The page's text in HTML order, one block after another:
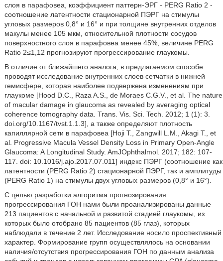
слоя в парафовеа, коэффициент паттерн-ЭРГ - PERG Ratio 2 -
соотношение латентности стационарной ПЭРГ на стимулы
угловых размеров 0,8° и 16° и при толщине внутренних отделов
макулы менее 105 мкм, относительной плотности сосудов
поверхностного слоя в парафовеа менее 45%, величине PERG
Ratio 2≤1,12 прогнозируют прогрессирование глаукомы.
В отличие от ближайшего аналога, в предлагаемом способе
проводят исследование внутренних слоев сетчатки в нижней
гемисфере, которая наиболее подвержена изменениям при
глаукоме [Hood D.C., Raza A.S., de Moraes C.G.V., et al. The nature
of macular damage in glaucoma as revealed by averaging optical
coherence tomography data. Trans. Vis. Sci. Tech. 2012; 1 (1): 3.
doi.org/10.1167/tvst.1.1.3], а также определяют плотность
капиллярной сети в парафовеа [Hoji Т., Zangwill L.M., Akagi Т., et
al. Progressive Macula Vessel Density Loss in Primary Open-Angle
Glaucoma: A Longitudinal Study. AmJOphthalmol. 2017; 182: 107-
117. doi: 10.1016/j.ajo.2017.07.011] индекс ПЭРГ (соотношение как
латентности (PERG Ratio 2) стационарной ПЭРГ, так и амплитуды
(PERG Ratio 1) на стимулы двух угловых размеров (0,8° и 16°).
С целью разработки алгоритма прогнозирования
прогрессирования ГОН нами были проанализированы данные
213 пациентов с начальной и развитой стадией глаукомы, из
которых было отобрано 85 пациентов (85 глаз), которых
наблюдали в течение 2 лет. Исследование носило проспективный
характер. Формирование групп осуществлялось на основании
наличия/отсутствия прогрессирования ГОН по данным анализа